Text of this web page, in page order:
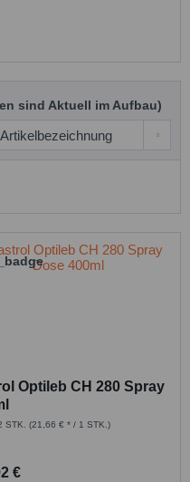
sind Aktuell im Aufbau)
Optileb CH 280 Spray
STK.(21,66 € * / 1 STK.)
€